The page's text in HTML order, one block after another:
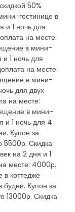
50%
гостинице в
и 1 ночь для
на месте:
в мини-
1 ночь для
на месте:
в мини-
для двух
на месте:
в мини-
и 1 ночь для 4
Купон за
5500р. Скидка
на 2 дня и 1
месте: 4000р.
коттедже
будни. Купон за
13000р. Скидка